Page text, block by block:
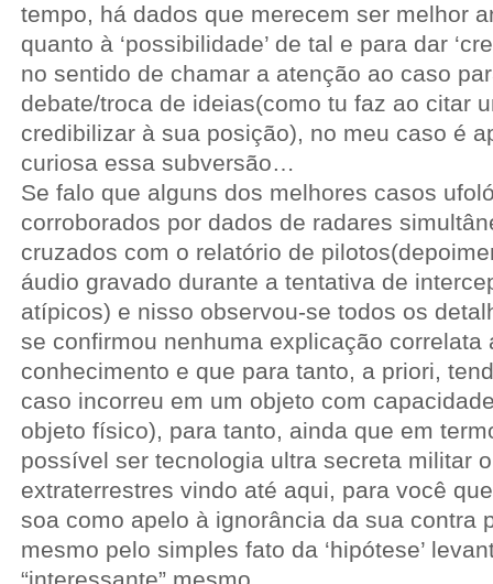
tempo, há dados que merecem ser melhor
quanto à ‘possibilidade’ de tal e para dar
no sentido de chamar a atenção ao caso
debate/troca de ideias(como tu faz ao citar
credibilizar à sua posição), no meu caso é
curiosa essa subversão…
Se falo que alguns dos melhores casos
corroborados por dados de radares
cruzados com o relatório de
áudio gravado durante a tentativa de
atípicos) e nisso observou-se todos os
se confirmou nenhuma explicação correlata
conhecimento e que para tanto, a priori,
caso incorreu em um objeto com
objeto físico), para tanto, ainda que em
possível ser tecnologia ultra secreta militar
extraterrestres vindo até aqui, para você
soa como apelo à ignorância da sua contra
mesmo pelo simples fato da ‘hipótese’